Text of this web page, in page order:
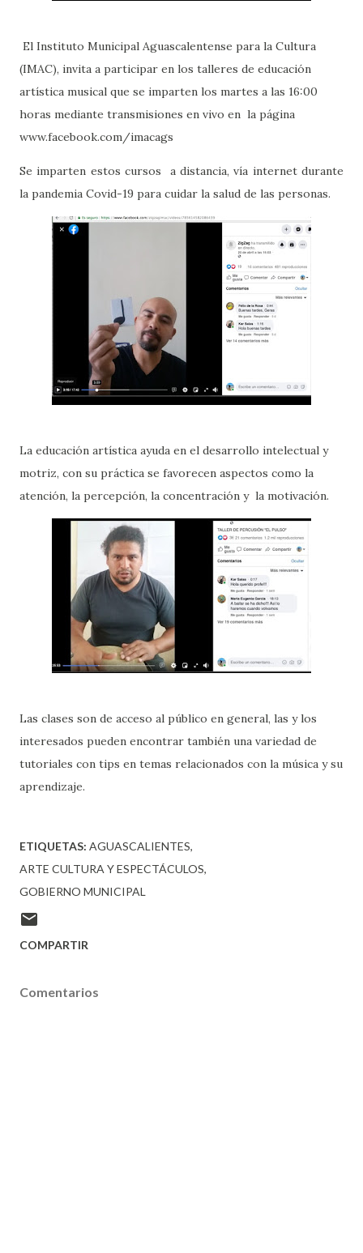
El Instituto Municipal Aguascalentense para la Cultura
(IMAC), invita a participar en los talleres de educación
artística musical que se imparten los martes a las 16:00
horas mediante transmisiones en vivo en la página
www.facebook.com/imacags
Se imparten estos cursos a distancia, vía internet durante
la pandemia Covid-19 para cuidar la salud de las personas.
La educación artística ayuda en el desarrollo intelectual y
motriz, con su práctica se favorecen aspectos como la
atención, la percepción, la concentración y la motivación.
Las clases son de acceso al público en general, las y los
interesados pueden encontrar también una variedad de
tutoriales con tips en temas relacionados con la música y su
aprendizaje.
ETIQUETAS: AGUASCALIENTES
ARTE CULTURA Y ESPECTÁCULOS
GOBIERNO MUNICIPAL
COMPARTIR
Comentarios